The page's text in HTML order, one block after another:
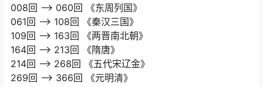
008回 –> 060回 《东周列国》
061回 –> 108回 《秦汉三国》
109回 –> 163回 《两晋南北朝》
164回 –> 213回 《隋唐》
214回 –> 268回 《五代宋辽金》
269回 –> 366回 《元明清》